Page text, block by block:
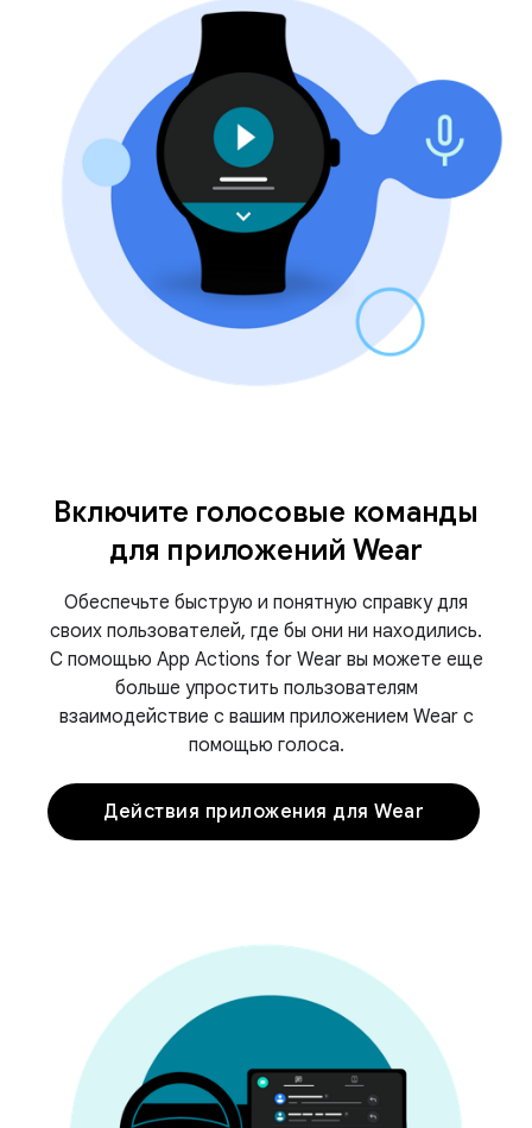
Включите голосовые команды
для приложений Wear
Обеспечьте быструю и понятную справку для
своих пользователей, где бы они ни находились.
С помощью App Actions for Wear вы можете еще
больше упростить пользователям
взаимодействие с вашим приложением Wear с
помощью голоса.
Действия приложения для Wear